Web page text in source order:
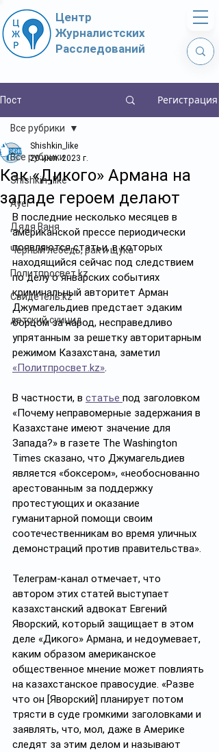
Центр
Журналистских
Расследований
Пост Регистрация
Все рубрики
Shishkin_like
Ayel
Дядя Ваня
Чёрный лебедь, рак и щука
Политпросвет.kz
Свидетель.kz
детский суицид
Все рубрики
Как «Дикого» Армана на
западе героем делают
Shishkin_like
20 июл. 2023 г.
В последние несколько месяцев в
американской прессе периодически
появляются статьи, в которых
находящийся сейчас под следствием
по делу о январских событиях
криминальный авторитет Арман
Джумагельдиев предстает эдаким
борцом за народ, несправедливо
упрятанным за решетку авторитарным
режимом Казахстана, заметил
«Политпросвет.kz».
В частности, в статье под заголовком
«Почему неправомерные задержания в
Казахстане имеют значение для
Запада?» в газете The Washington
Times сказано, что Джумагельдиев
является «боксером», «необоснованно
арестованным за поддержку
протестующих и оказание
гуманитарной помощи своим
соотечественникам во время уличных
демонстраций против правительства».
Телеграм-канал отмечает, что
автором этих статей выступает
казахстанский адвокат Евгений
Яворский, который защищает в этом
деле «Дикого» Армана, и недоумевает,
каким образом американское
общественное мнение может повлиять
на казахстанское правосудие. «Разве
что он [Яворский] планирует потом
трясти в суде громкими заголовками и
заявлять, что, мол, даже в Америке
следят за этим делом и называют